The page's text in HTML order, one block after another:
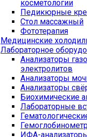
косметологии
Педикюрные
Стол массажный
Фототерапия
Медицинские
Лабораторное
Анализаторы
электролитов
Анализаторы
Анализаторы
Биохимические
Лабораторные
ИФА-